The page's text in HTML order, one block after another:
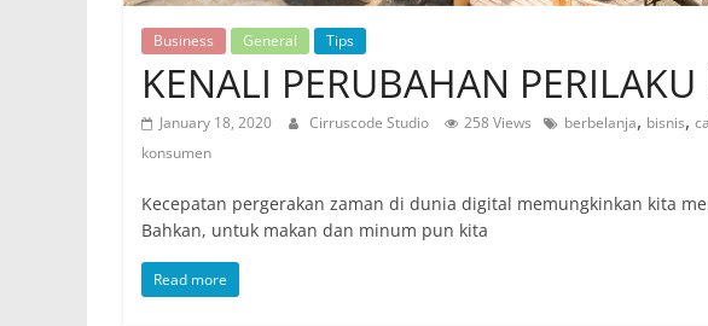
Business General Tips
KENALI PERUBAHAN
January 18, 2020 Cirruscode Studio 258 Views berbelanja, bisnis,
konsumen
Kecepatan pergerakan zaman di dunia digital memungkinkan kita
Bahkan, untuk makan dan minum pun kita
Read more